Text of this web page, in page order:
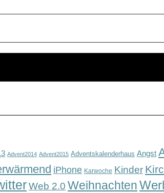
Advent2014 Advent2015 Adventskalenderhaus Angst
iPhone Karwoche Kinder
Web 2.0 Weihnachten